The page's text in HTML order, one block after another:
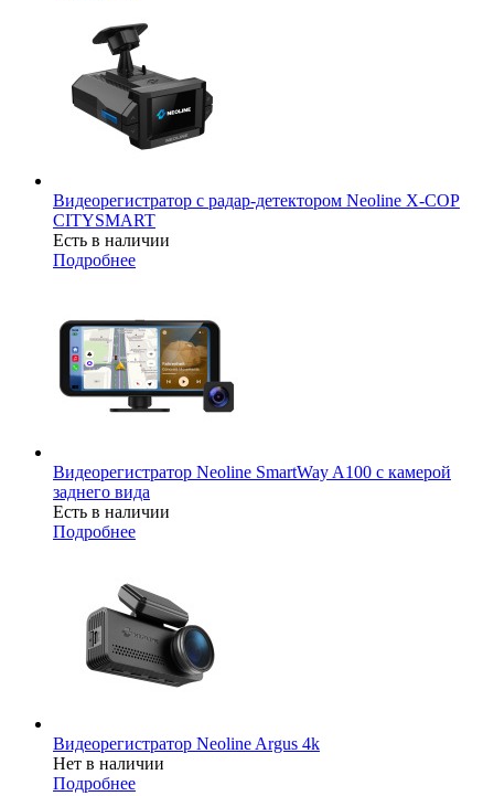
Видеорегистратор с радар-детектором Neoline X-COP
CITYSMART
Есть в наличии
Подробнее
Видеорегистратор Neoline SmartWay A100 с камерой
заднего вида
Есть в наличии
Подробнее
Видеорегистратор Neoline Argus 4k
Нет в наличии
Подробнее